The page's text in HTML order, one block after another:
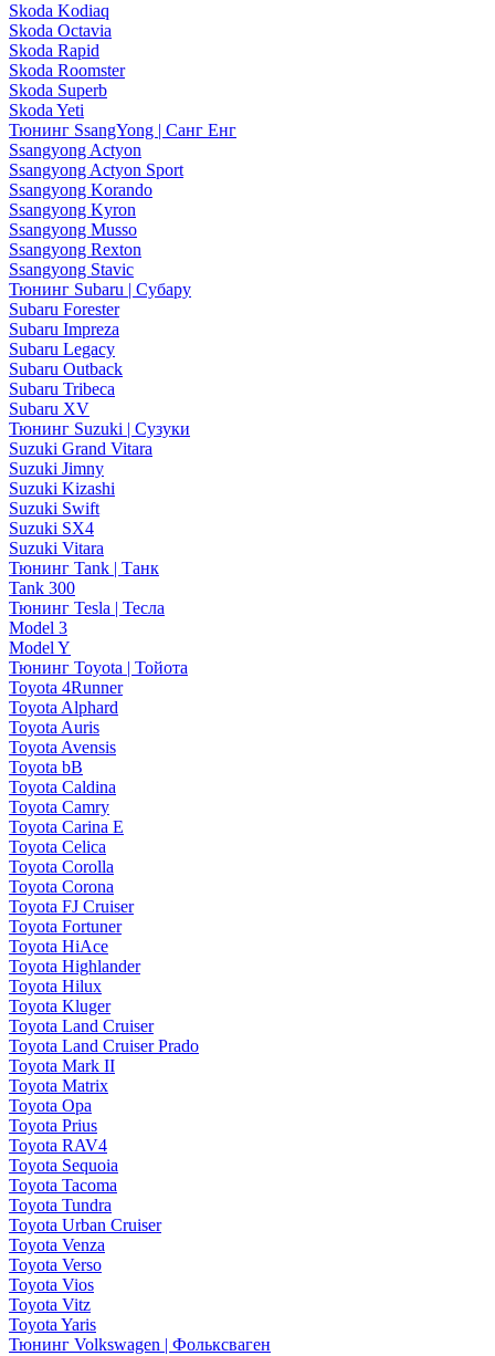
Skoda Kodiaq
Skoda Octavia
Skoda Rapid
Skoda Roomster
Skoda Superb
Skoda Yeti
Тюнинг SsangYong | Санг Енг
Ssangyong Actyon
Ssangyong Actyon Sport
Ssangyong Korando
Ssangyong Kyron
Ssangyong Musso
Ssangyong Rexton
Ssangyong Stavic
Тюнинг Subaru | Субару
Subaru Forester
Subaru Impreza
Subaru Legacy
Subaru Outback
Subaru Tribeca
Subaru XV
Тюнинг Suzuki | Сузуки
Suzuki Grand Vitara
Suzuki Jimny
Suzuki Kizashi
Suzuki Swift
Suzuki SX4
Suzuki Vitara
Тюнинг Tank | Танк
Tank 300
Тюнинг Tesla | Тесла
Model 3
Model Y
Тюнинг Toyota | Тойота
Toyota 4Runner
Toyota Alphard
Toyota Auris
Toyota Avensis
Toyota bB
Toyota Caldina
Toyota Camry
Toyota Carina E
Toyota Celica
Toyota Corolla
Toyota Corona
Toyota FJ Cruiser
Toyota Fortuner
Toyota HiAce
Toyota Highlander
Toyota Hilux
Toyota Kluger
Toyota Land Cruiser
Toyota Land Cruiser Prado
Toyota Mark II
Toyota Matrix
Toyota Opa
Toyota Prius
Toyota RAV4
Toyota Sequoia
Toyota Tacoma
Toyota Tundra
Toyota Urban Cruiser
Toyota Venza
Toyota Verso
Toyota Vios
Toyota Vitz
Toyota Yaris
Тюнинг Volkswagen | Фольксваген